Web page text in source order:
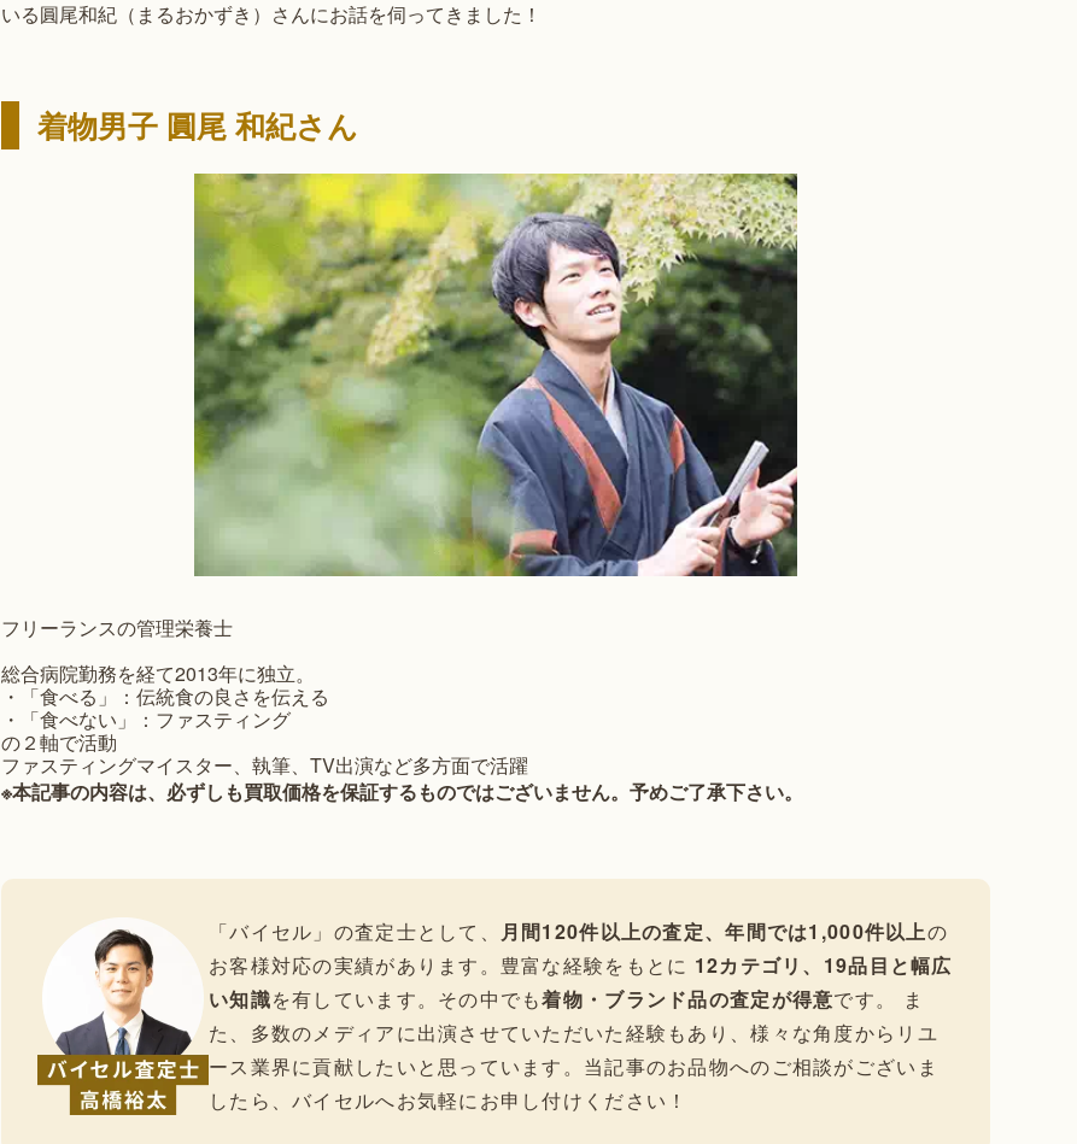
いる圓尾和紀（まるおかずき）さんにお話を伺ってきました！
着物男子 圓尾 和紀さん
フリーランスの管理栄養士
総合病院勤務を経て2013年に独立。
・「食べる」：伝統食の良さを伝える
・「食べない」：ファスティング
の２軸で活動
ファスティングマイスター、執筆、TV出演など多方面で活躍
※本記事の内容は、必ずしも買取価格を保証するものではございません。予めご了承下さい。
「バイセル」の査定士として、 月間120件以上の査定、年間では1,000件以上の
お客様対応の実績があります。豊富な経験をもとに 12カテゴリ、19品目と幅広
い知識を有しています。その中でも着物・ブランド品の査定が得意です。 ま
た、多数のメディアに出演させていただいた経験もあり、様々な角度からリユ
ース業界に貢献したいと思っています。当記事のお品物へのご相談がございま
したら、バイセルへお気軽にお申し付けください！